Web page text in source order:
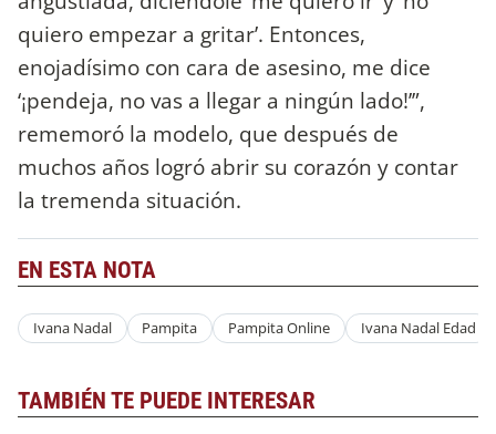
quiero empezar a gritar’. Entonces,
enojadísimo con cara de asesino, me dice
‘¡pendeja, no vas a llegar a ningún lado!’”,
rememoró la modelo, que después de
muchos años logró abrir su corazón y contar
la tremenda situación.
EN ESTA NOTA
Ivana Nadal Pampita Pampita Online Ivana Nadal Edad
TAMBIÉN TE PUEDE INTERESAR